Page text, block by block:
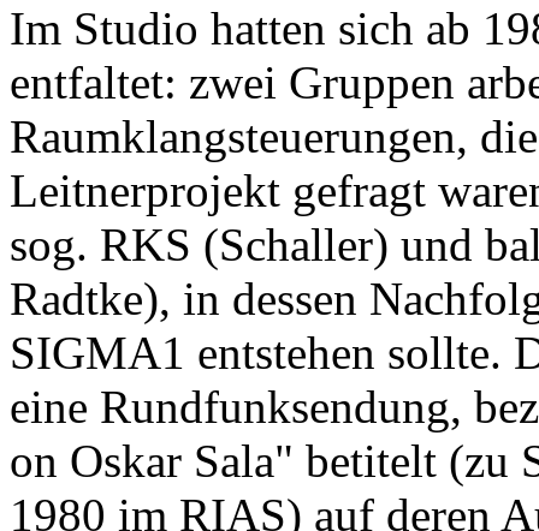
Im Studio hatten sich ab
entfaltet: zwei Gruppen
Raumklangsteuerungen,
Leitnerprojekt gefragt
sog. RKS (Schaller) und
Radtke), in dessen
SIGMA1 entstehen sollte.
eine Rundfunksendung,
on Oskar Sala" betitelt (zu
1980 im RIAS) auf deren